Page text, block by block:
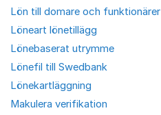
Lön till domare och funktionärer
Löneart lönetillägg
Lönebaserat utrymme
Lönefil till Swedbank
Lönekartläggning
Makulera verifikation